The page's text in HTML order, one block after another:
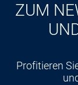
ZUM
Profitieren